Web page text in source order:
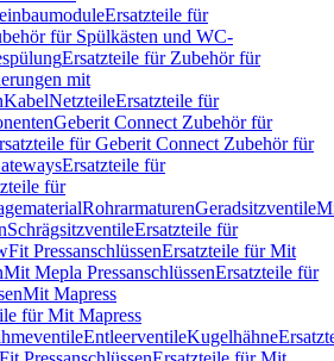
Ersatzteile für
für Spülkästen und WC-
Ersatzteile für Zubehör für
mit
KabelNetzteileErsatzteile für
Geberit Connect Zubehör für
für Geberit Connect Zubehör für
Ersatzteile für
für
RohrarmaturenGeradsitzventile
SchrägsitzventileErsatzteile für
PressanschlüssenErsatzteile für Mit
Mit Mepla PressanschlüssenErsatzteile für
Mit Mapress
für Mit Mapress
EntleerventileKugelhähne